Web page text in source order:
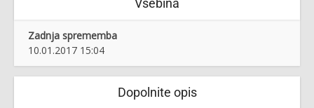
Vsebina
Zadnja sprememba
10.01.2017 15:04
Dopolnite opis